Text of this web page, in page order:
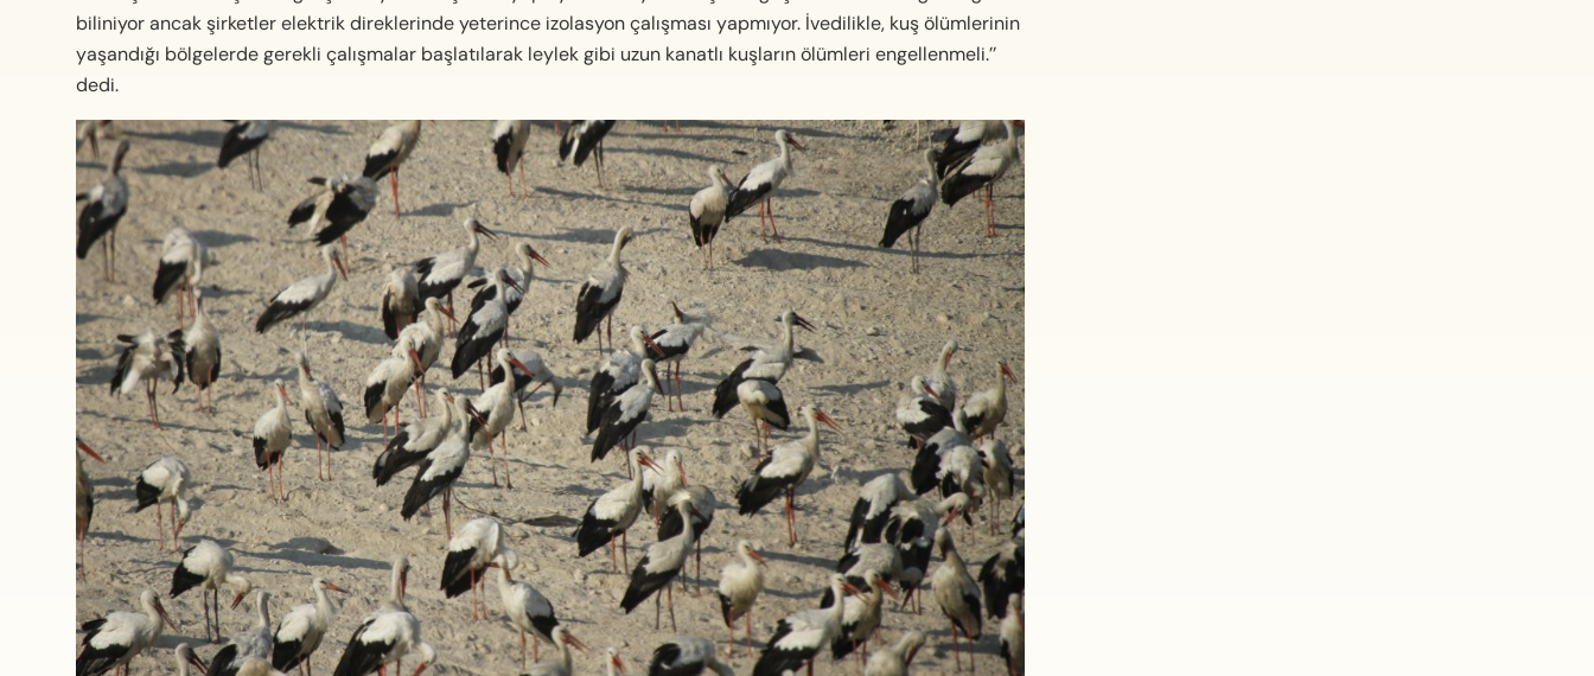
biliniyor ancak şirketler elektrik direklerinde yeterince izolasyon çalışması yapmıyor. İvedilikle, kuş ölümlerinin
yaşandığı bölgelerde gerekli çalışmalar başlatılarak leylek gibi uzun kanatlı kuşların ölümleri engellenmeli.’’
dedi.